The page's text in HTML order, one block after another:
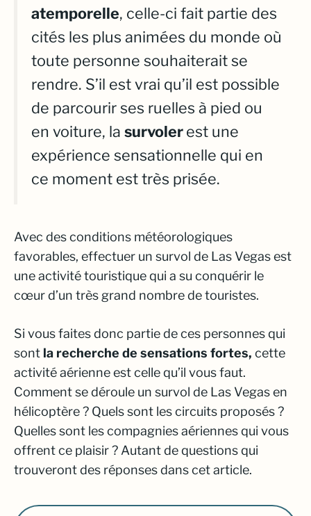
atemporelle, celle-ci fait partie des
cités les plus animées du monde où
toute personne souhaiterait se
rendre. S’il est vrai qu’il est possible
de parcourir ses ruelles à pied ou
en voiture, la survolerest une
expérience sensationnelle qui en
ce moment est très prisée.
Avec des conditions météorologiques
favorables, effectuer un survol de Las Vegas est
une activité touristique qui a su conquérir le
cœur d’un très grand nombre de touristes.
Si vous faites donc partie de ces personnes qui
sont la recherche de sensations fortes, cette
activité aérienne est celle qu’il vous faut.
Comment se déroule un survol de Las Vegas en
hélicoptère ? Quels sont les circuits proposés ?
Quelles sont les compagnies aériennes qui vous
offrent ce plaisir ? Autant de questions qui
trouveront des réponses dans cet article.